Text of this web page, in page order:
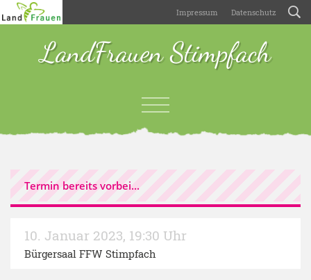
Impressum Datenschutz
LandFrauen Stimpfach
Termin bereits vorbei...
10. Januar 2023, 19:30 Uhr
Bürgersaal FFW Stimpfach